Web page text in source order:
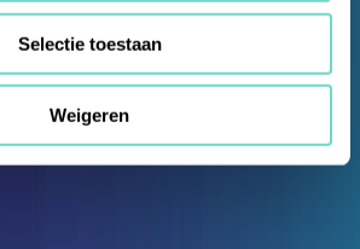
Selectie toestaan
Weigeren